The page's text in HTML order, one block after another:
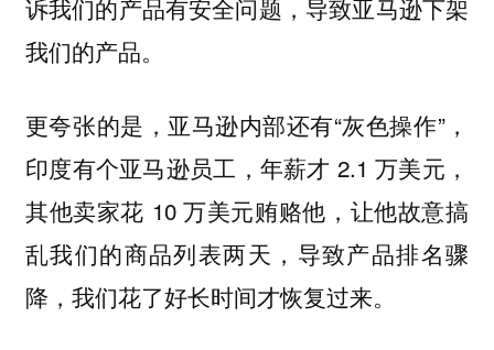
诉我们的产品有安全问题，导致亚马逊下架
我们的产品。
更夸张的是，亚马逊内部还有“灰色操作”，
印度有个亚马逊员工，年薪才 2.1 万美元，
其他卖家花 10 万美元贿赂他，让他故意搞
乱我们的商品列表两天，导致产品排名骤
降，我们花了好长时间才恢复过来。